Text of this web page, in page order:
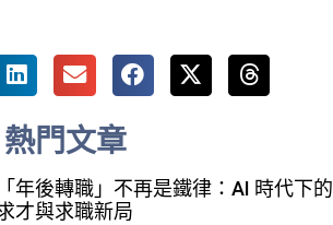
熱門文章
「年後轉職」不再是鐵律：AI 時代下的
才與求職新局